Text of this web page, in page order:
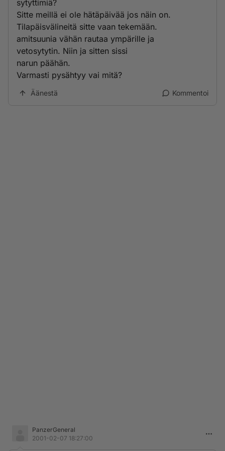
sytyttimiä?
Sitte meillä ei ole hätäpäivää jos näin on.
Tilapäisvälineitä sitte vaan tekemään.
amitsuunia vähän rautaa ympärille ja
vetosytytin. Niin ja sitten sissi
narun päähän.
Varmasti pysähtyy vai mitä?
Äänestä Kommentoi
PanzerGeneral
2001-02-07 18:27:00